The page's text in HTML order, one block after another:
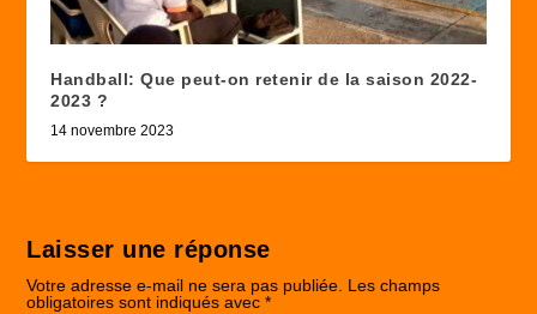
Handball: Que peut-on retenir de la saison 2022-
2023 ?
14 novembre 2023
Laisser une réponse
Votre adresse e-mail ne sera pas publiée. Les champs
obligatoires sont indiqués avec*